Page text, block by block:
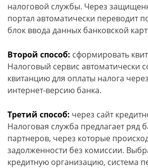
налоговой службы. Через
портал автоматически переводит
блок ввода данных банковской
Второй способ: сформировать
Налоговый сервис автоматически
квитанцию для оплаты налога
интернет-версию банка.
Третий способ: через сайт
Налоговая служба предлагает ряд
партнеров, через которые
задолженности без комиссии.
кредитную организацию, система